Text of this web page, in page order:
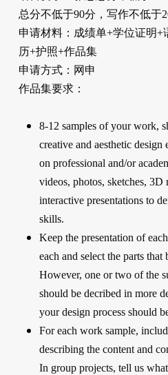
总分不低于90分，写作不低于
申请材料：成绩单+学位证明
历+护照+作品集
申请方式：网申
作品集要求：
8-12 samples of your work,
creative and aesthetic design
on professional and/or
videos, photos, sketches, 3D
interactive presentations to
skills.
Keep the presentation of
each and select the parts that
However, one or two of the
should be decribed in more
your design process should
For each work sample,
describing the content and
In group projects, tell us